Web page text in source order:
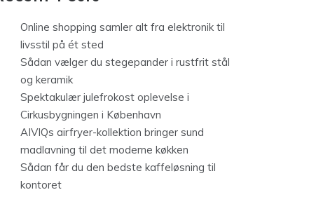
Online shopping samler alt fra elektronik til
livsstil på ét sted
Sådan vælger du stegepander i rustfrit stål
og keramik
Spektakulær julefrokost oplevelse i
Cirkusbygningen i København
AIVIQs airfryer-kollektion bringer sund
madlavning til det moderne køkken
Sådan får du den bedste kaffeløsning til
kontoret